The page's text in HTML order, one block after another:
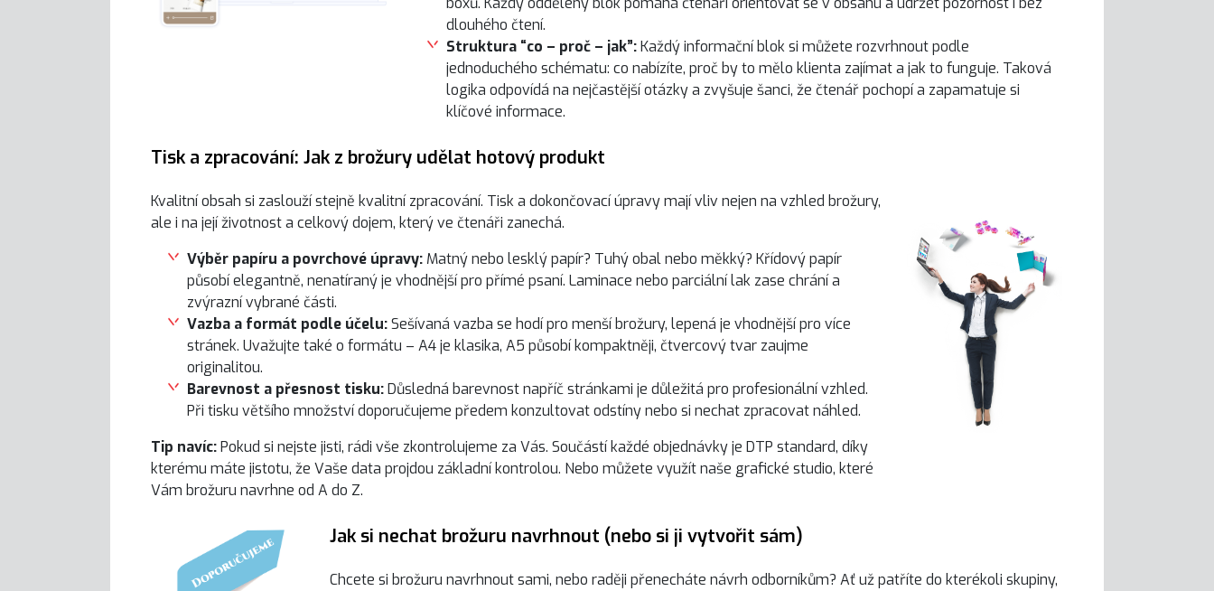
dlouhého čtení.
Struktura “co – proč – jak”:Každý informační blok si můžete rozvrhnout podle
jednoduchého schématu: co nabízíte, proč by to mělo klienta zajímat a jak to funguje. Taková
logika odpovídá na nejčastější otázky a zvyšuje šanci, že čtenář pochopí a zapamatuje si
klíčové informace.
Tisk a zpracování: Jak z brožury udělat hotový produkt
Kvalitní obsah si zaslouží stejně kvalitní zpracování. Tisk a dokončovací úpravy mají vliv nejen na vzhled brožury,
ale i na její životnost a celkový dojem, který ve čtenáři zanechá.
Výběr papíru a povrchové úpravy: Matný nebo lesklý papír? Tuhý obal nebo měkký? Křídový papír
působí elegantně, nenatíraný je vhodnější pro přímé psaní. Laminace nebo parciální lak zase chrání a
zvýrazní vybrané části.
Vazba a formát podle účelu:Sešívaná vazba se hodí pro menší brožury, lepená je vhodnější pro více
stránek. Uvažujte také o formátu – A4 je klasika, A5 působí kompaktněji, čtvercový tvar zaujme
originalitou.
Barevnost a přesnost tisku:Důsledná barevnost napříč stránkami je důležitá pro profesionální vzhled.
Při tisku většího množství doporučujeme předem konzultovat odstíny nebo si nechat zpracovat náhled.
Tip navíc:Pokud si nejste jisti, rádi vše zkontrolujeme za Vás. Součástí každé objednávky je DTP standard, díky
kterému máte jistotu, že Vaše data projdou základní kontrolou. Nebo můžete využít naše grafické studio, které
Vám brožuru navrhne od A do Z.
Jak si nechat brožuru navrhnout (nebo si ji vytvořit sám)
Chcete si brožuru navrhnout sami, nebo raději přenecháte návrh odborníkům? Ať už patříte do kterékoli skupiny,